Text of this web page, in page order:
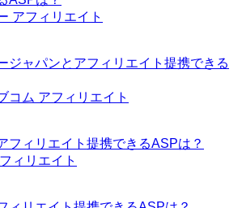
アフィリエイト
ジャパンとアフィリエイト提携できる
アフィリエイト
フィリエイト提携できるASPは？
ィリエイト